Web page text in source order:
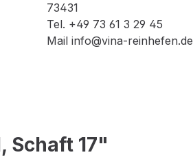
73431
Tel. +49 73 61 3 29 45
Mail info@vina-reinhefen.de
Schaft 17"